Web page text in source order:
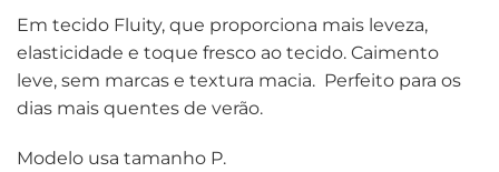
Em tecido Fluity, que proporciona mais leveza,
elasticidade e toque fresco ao tecido. Caimento
leve, sem marcas e textura macia. Perfeito para os
dias mais quentes de verão.
Modelo usa tamanho P.